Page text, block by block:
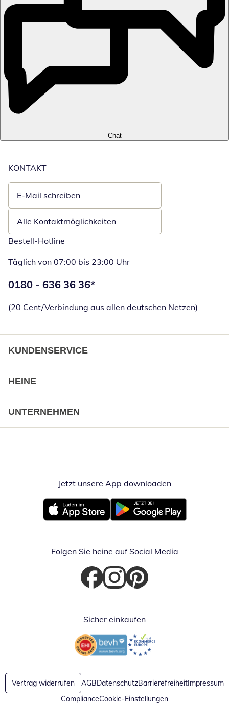
Chat
KONTAKT
E-Mail schreiben
Öffnet E-Mail-Client
Alle Kontaktmöglichkeiten
Bestell-Hotline
Täglich von 07:00 bis 23:00 Uhr
Telefonnummer:
0180 - 636 36 36*
(20 Cent/Verbindung aus allen deutschen Netzen)
KUNDENSERVICE
HEINE
UNTERNEHMEN
Jetzt unsere App downloadenÖffnet in
Öffnet in neuem FensterÖffnet in neuem Fenster
Folgen Sie heine auf Social Media
Öffnet in neuem Fenster
Öffnet in neuem Fenster
Öffnet in neuem Fenster
Sicher einkaufen
Öffnet in neuem FensterÖffnet in neuem Fenster
Vertrag widerrufen AGBDatenschutzBarrierefreiheitImpressum
ComplianceCookie-Einstellungen